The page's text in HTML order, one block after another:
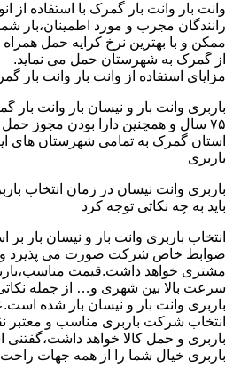
وانت بار وانت بار گمرک با استفاده از
رانندگان مجرب و مورد اطمینان،بار
ممکن و با بهترین نرخ کرایه حمل همراه
از گمرک به شهرستان حمل می نماید.
مزایای استفاده از وانت بار وانت بار
باربری وانت بار و نیسان بار وانت بار
۷۵ سال و همچنین دارا بودن مجوز حمل
استان گمرک به تمامی شهرستان های
باربری
باربری وانت نیسان در زمان انتخاب
باید به چه نکاتی توجه کرد
انتخاب باربری وانت بار و نیسان بار
ضوابط خاص شرکت صورت می پذیرد
مشتری خواهد داشت.قیمت
سرعت بالا بین شهری و… از جمله
باربری وانت بار و نیسان بار شده
انتخاب شرکت باربری مناسب و
باربری و حمل کالا خواهد
باربری خیال شما را از همه جهات